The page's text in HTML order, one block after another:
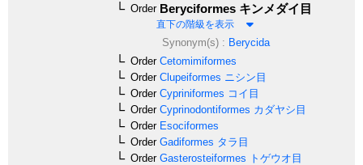
OrderBeryciformes キンメダイ目
直下の階級を表示
Synonym(s) : Berycida
OrderCetomimiformes
OrderClupeiformes ニシン目
OrderCypriniformes コイ目
OrderCyprinodontiformes カダヤシ目
OrderEsociformes
OrderGadiformes タラ目
OrderGasterosteiformes トゲウオ目